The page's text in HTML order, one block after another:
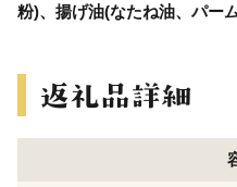
粉)、揚げ油(なたね油、パー